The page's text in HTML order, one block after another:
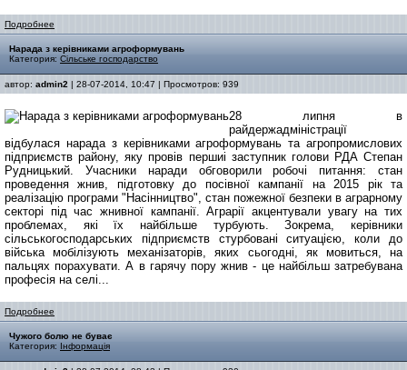
Подробнее
Нарада з керівниками агроформувань
Категория: Сільське господарство
автор: admin2 | 28-07-2014, 10:47 | Просмотров: 939
28 липня в
райдержадміністрації
відбулася нарада з керівниками агроформувань та агропромислових
підприємств району, яку провів першиі заступник голови РДА Степан
Рудницький. Учасники наради обговорили робочі питання: стан
проведення жнив, підготовку до посівної кампанії на 2015 рік та
реалізацію програми "Насінництво", стан пожежної безпеки в аграрному
секторі під час жнивної кампанії. Аграрії акцентували увагу на тих
проблемах, які їх найбільше турбують. Зокрема, керівники
сільськогосподарських підприємств стурбовані ситуацією, коли до
війська мобілізують механізаторів, яких сьогодні, як мовиться, на
пальцях порахувати. А в гарячу пору жнив - це найбільш затребувана
професія на селі...
Подробнее
Чужого болю не буває
Категория: Інформація